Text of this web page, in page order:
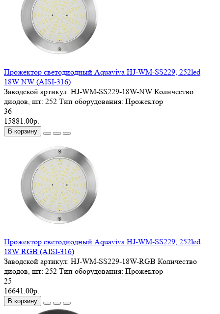
Прожектор светодиодный Aquaviva HJ-WM-SS229, 252led
18W NW (AISI-316)
Заводской артикул: HJ-WM-SS229-18W-NW Количество
диодов, шт: 252 Тип оборудования: Прожектор
36
15881.00р.
В корзину
Прожектор светодиодный Aquaviva HJ-WM-SS229, 252led
18W RGB (AISI-316)
Заводской артикул: HJ-WM-SS229-18W-RGB Количество
диодов, шт: 252 Тип оборудования: Прожектор
25
16641.00р.
В корзину